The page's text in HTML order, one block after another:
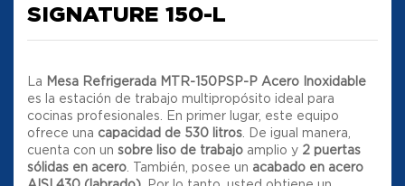
SIGNATURE 150-L
La Mesa Refrigerada MTR-150PSP-P Acero Inoxidable
es la estación de trabajo multipropósito ideal para
cocinas profesionales
En primer lugar, este equipo
ofrece una capacidad de 530 litros
De igual manera,
cuenta con un sobre liso de trabajo amplio y 2 puertas
sólidas en acero También, posee un acabado en acero